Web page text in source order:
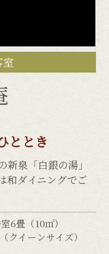
室
ととき
泉「白銀の湯」
和ダイニングでご
6畳（10㎡）
イーンサイズ）
▼
サービス［
ています。
言葉づかい・文